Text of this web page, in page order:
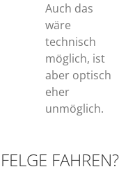
Auch das
wäre
technisch
möglich, ist
aber optisch
eher
unmöglich.
FAHREN?